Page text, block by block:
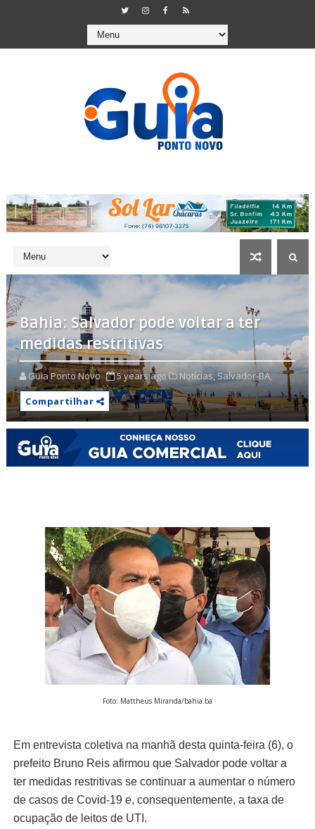
Bahia: Salvador pode voltar a ter
medidas restritivas
Guia Ponto Novo 5 years ago Notícias,Salvador-BA,
Compartilhar
Foto: Mattheus Miranda/bahia.ba
Em entrevista coletiva na manhã desta quinta-feira (6), o
prefeito Bruno Reis afirmou que Salvador pode voltar a
ter medidas restritivas se continuar a aumentar o número
de casos de Covid-19 e, consequentemente, a taxa de
ocupação de leitos de UTI.